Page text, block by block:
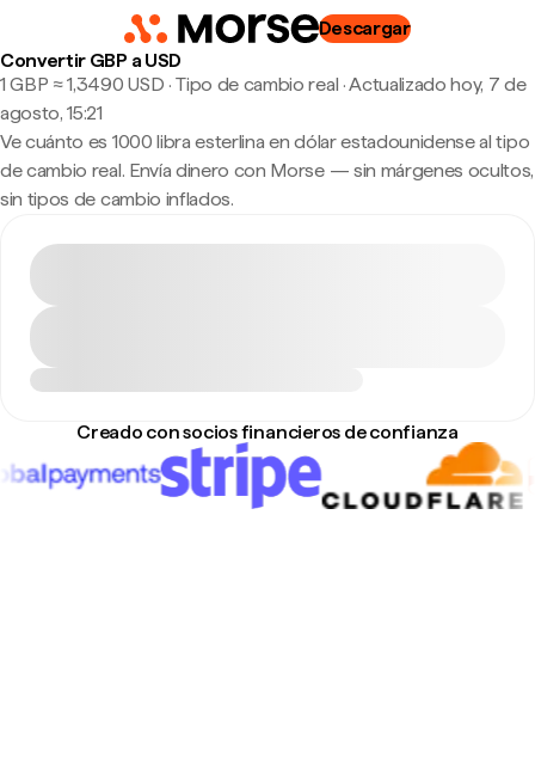
Descargar
Convertir GBP a USD
1 GBP ≈ 1,3490 USD · Tipo de cambio real ·Actualizado hoy, 7 de
agosto, 15:21
Ve cuánto es 1000 libra esterlina en dólar estadounidense al tipo
de cambio real. Envía dinero con Morse — sin márgenes ocultos,
sin tipos de cambio inflados.
Creado con socios financieros de confianza